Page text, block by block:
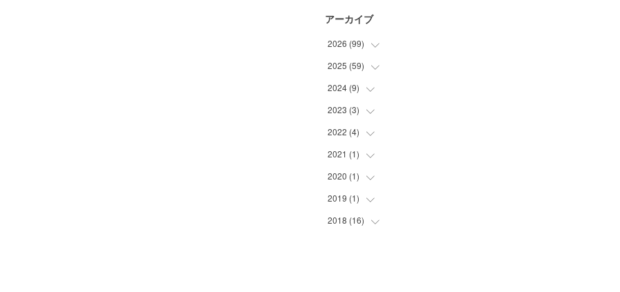
アーカイブ
2026 (99)
(20
)
(
21 )
(
10
(
32
(
)
(
(
2025 (59)
(
)
(
)
(
)
(
)
(
)
(
(3
2024 (9)
(
)
(
)
2023 (3)
(
)
(
)
2022 (4)
(
)
(
)
(
)
(1
2021 (1)
(
)
2020 (1)
(
)
2019 (1)
(1
2018 (16)